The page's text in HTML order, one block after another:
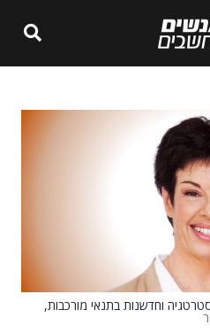
וחדשנות בתנאי מורכבות,